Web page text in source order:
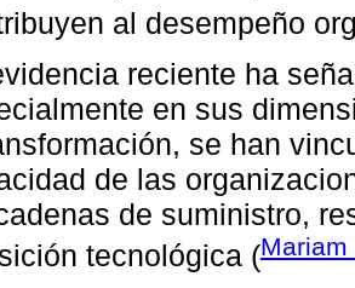
al desempeño
reciente ha
en sus
se han
de las
de suministro,
tecnológica (